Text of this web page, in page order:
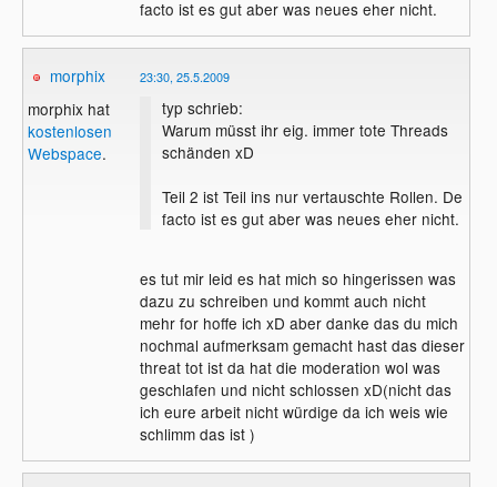
facto ist es gut aber was neues eher nicht.
morphix
morphix hat
kostenlosen
Webspace.
23:30, 25.5.2009
typ schrieb:
Warum müsst ihr eig. immer tote Threads
schänden xD
Teil 2 ist Teil ins nur vertauschte Rollen. De
facto ist es gut aber was neues eher nicht.
es tut mir leid es hat mich so hingerissen was
dazu zu schreiben und kommt auch nicht
mehr for hoffe ich xD aber danke das du mich
nochmal aufmerksam gemacht hast das dieser
threat tot ist da hat die moderation wol was
geschlafen und nicht schlossen xD(nicht das
ich eure arbeit nicht würdige da ich weis wie
schlimm das ist )